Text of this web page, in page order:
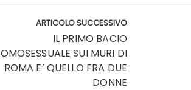
ARTICOLO SUCCESSIVO
IL PRIMO BACIO
OMOSESSUALE SUI MURI DI
ROMA E’ QUELLO FRA DUE
DONNE